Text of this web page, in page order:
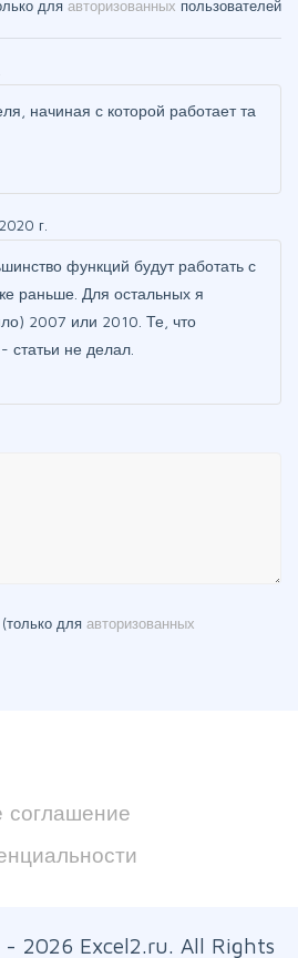
для авторизованных пользователей
начиная с которой работает та
г.
функций будут работать с
раньше. Для остальных я
2007 или 2010. Те, что
статьи не делал.
(только для авторизованных
соглашение
2026 Excel2.ru. All Rights